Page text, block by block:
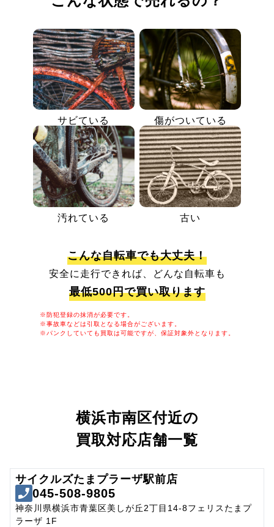
サビている 傷がついている
汚れている 古い
こんな自転車でも大丈夫！
安全に走行できれば、どんな自転車も
最低500円で買い取ります
※防犯登録の抹消が必要です。
※事故車などは引取となる場合がございます。
※パンクしていても買取は可能ですが、保証対象外となります。
横浜市南区付近の
買取対応店舗一覧
サイクルズたまプラーザ駅前店
045-508-9805
神奈川県横浜市青葉区美しが丘2丁目14-8フェリスたまプ
ラーザ 1F